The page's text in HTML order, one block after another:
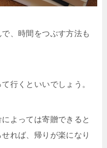
、時間をつぶす方法も
行くといいでしょう。
よっては寄贈できると
れば、帰りが楽になり